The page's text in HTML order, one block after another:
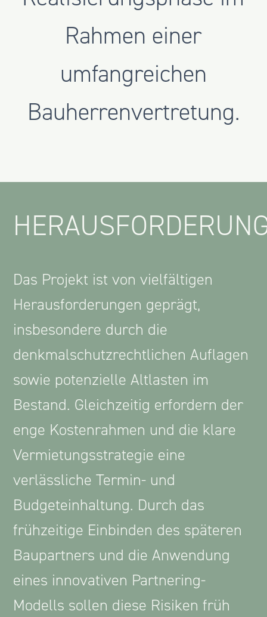
Rahmen einer
umfangreichen
Bauherrenvertretung.
Das Projekt ist von vielfältigen
Herausforderungen geprägt,
insbesondere durch die
denkmalschutzrechtlichen Auflagen
sowie potenzielle Altlasten im
Bestand. Gleichzeitig erfordern der
enge Kostenrahmen und die klare
Vermietungsstrategie eine
verlässliche Termin- und
Budgeteinhaltung. Durch das
frühzeitige Einbinden des späteren
Baupartners und die Anwendung
eines innovativen Partnering-
Modells sollen diese Risiken früh